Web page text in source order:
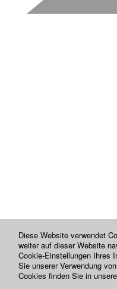
Diese Website verwendet
weiter auf dieser Website
Cookie-Einstellungen Ihres
Sie unserer Verwendung
Cookies finden Sie in